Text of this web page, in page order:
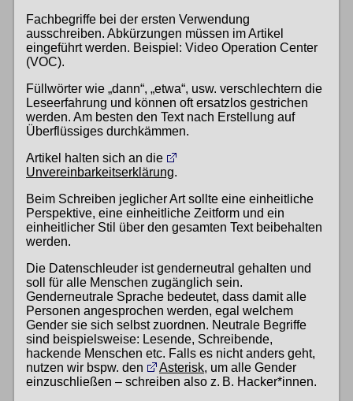
Fachbegriffe bei der ersten Verwendung
ausschreiben. Abkürzungen müssen im Artikel
eingeführt werden. Beispiel: Video Operation Center
(VOC).
Füllwörter wie „dann“, „etwa“, usw. verschlechtern die
Leseerfahrung und können oft ersatzlos gestrichen
werden. Am besten den Text nach Erstellung auf
Überflüssiges durchkämmen.
Artikel halten sich an die
Unvereinbarkeitserklärung.
Beim Schreiben jeglicher Art sollte eine einheitliche
Perspektive, eine einheitliche Zeitform und ein
einheitlicher Stil über den gesamten Text beibehalten
werden.
Die Datenschleuder ist genderneutral gehalten und
soll für alle Menschen zugänglich sein.
Genderneutrale Sprache bedeutet, dass damit alle
Personen angesprochen werden, egal welchem
Gender sie sich selbst zuordnen. Neutrale Begriffe
sind beispielsweise: Lesende, Schreibende,
hackende Menschen etc. Falls es nicht anders geht,
nutzen wir bspw. den
Asterisk, um alle Gender
einzuschließen – schreiben also z. B. Hacker*innen.